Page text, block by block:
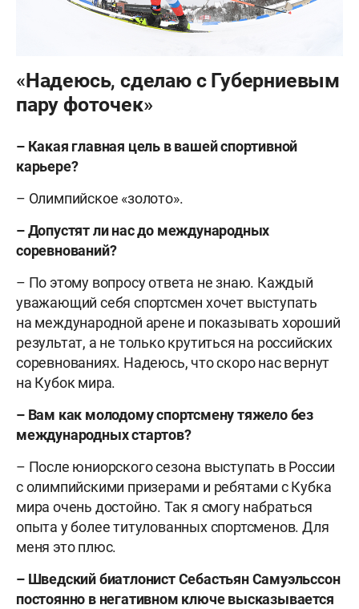
«Надеюсь, сделаю с Губерниевым
пару фоточек»
– Какая главная цель в вашей спортивной
карьере?
– Олимпийское «золото».
– Допустят ли нас до международных
соревнований?
– По этому вопросу ответа не знаю. Каждый
уважающий себя спортсмен хочет выступать
на международной арене и показывать хороший
результат, а не только крутиться на российских
соревнованиях. Надеюсь, что скоро нас вернут
на Кубок мира.
– Вам как молодому спортсмену тяжело без
международных стартов?
– После юниорского сезона выступать в России
с олимпийскими призерами и ребятами с Кубка
мира очень достойно. Так я смогу набраться
опыта у более титулованных спортсменов. Для
меня это плюс.
– Шведский биатлонист Себастьян Самуэльссон
постоянно в негативном ключе высказывается